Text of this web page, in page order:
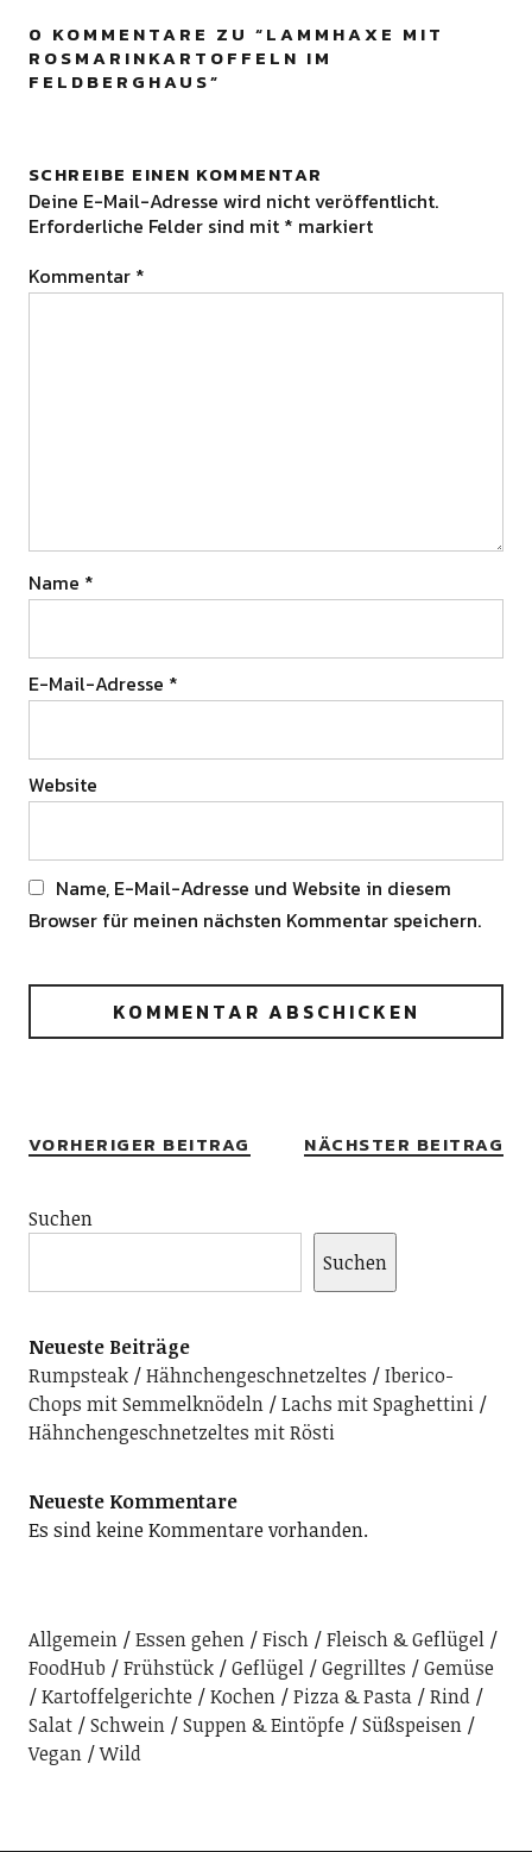
0 KOMMENTARE ZU “LAMMHAXE MIT
ROSMARINKARTOFFELN IM
FELDBERGHAUS”
SCHREIBE EINEN KOMMENTAR
Deine E-Mail-Adresse wird nicht veröffentlicht.
Erforderliche Felder sind mit * markiert
Kommentar *
Name *
E-Mail-Adresse *
Website
Name, E-Mail-Adresse und Website in diesem
Browser für meinen nächsten Kommentar speichern.
VORHERIGER BEITRAG NÄCHSTER BEITRAG
Suchen
Suchen
Neueste Beiträge
Rumpsteak
Hähnchengeschnetzeltes
Iberico-
Chops mit Semmelknödeln
Lachs mit Spaghettini
Hähnchengeschnetzeltes mit Rösti
Neueste Kommentare
Es sind keine Kommentare vorhanden.
Allgemein Essen gehen Fisch
Fleisch & Geflügel
FoodHub
Frühstück Geflügel Gegrilltes
Gemüse
Kartoffelgerichte
Kochen Pizza & Pasta
Rind
Salat
Schwein Suppen & Eintöpfe
Süßspeisen
Vegan
Wild